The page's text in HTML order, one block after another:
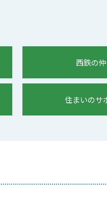
西鉄の
住まいのサ